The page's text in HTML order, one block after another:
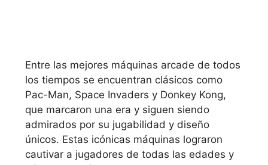
Entre las mejores máquinas arcade de todos
los tiempos se encuentran clásicos como
Pac-Man, Space Invaders y Donkey Kong,
que marcaron una era y siguen siendo
admirados por su jugabilidad y diseño
únicos. Estas icónicas máquinas lograron
cautivar a jugadores de todas las edades y